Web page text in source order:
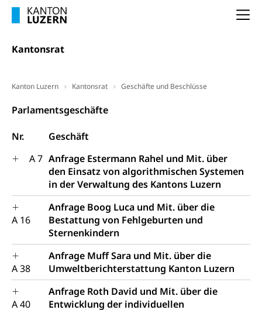
Kantonsrat
Kanton Luzern Kantonsrat Geschäfte und Beschlüsse
Parlamentsgeschäfte
Nr.
Geschäft
A 7 Anfrage Estermann Rahel und Mit. über
den Einsatz von algorithmischen Systemen
in der Verwaltung des Kantons Luzern
A 16
Anfrage Boog Luca und Mit. über die
Bestattung von Fehlgeburten und
Sternenkindern
A 38
Anfrage Muff Sara und Mit. über die
Umweltberichterstattung Kanton Luzern
A 40
Anfrage Roth David und Mit. über die
Entwicklung der individuellen